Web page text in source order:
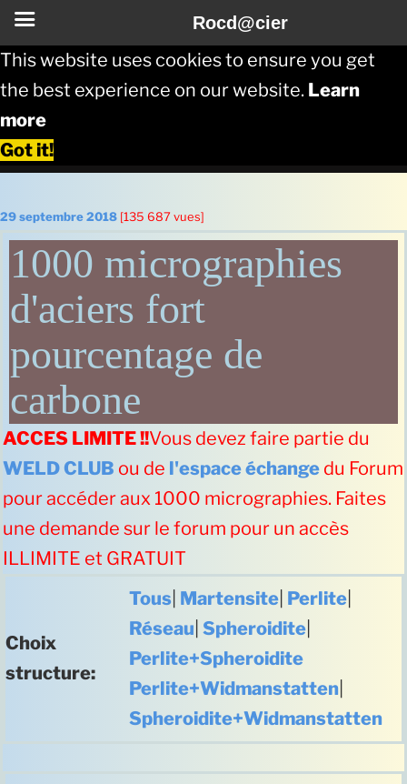
This website uses cookies to ensure you get
the best experience on our website. Learn
more
Got it!
Aller
au
contenu
principal
29 septembre 2018 [135 687 vues]
1000 micrographies
d'aciers fort
pourcentage de
carbone
ACCES LIMITE !!Vous devez faire partie du
WELD CLUB ou de l'espace échange du Forum
pour accéder aux 1000 micrographies. Faites
une demande sur le forum pour un accès
ILLIMITE et GRATUIT
Choix
structure:
Tous Martensite Perlite
Réseau Spheroidite
Perlite+Spheroidite
Perlite+Widmanstatten
Spheroidite+Widmanstatten
Rocd@cier